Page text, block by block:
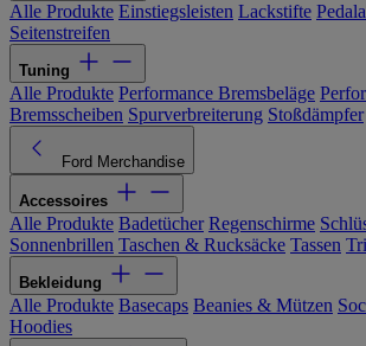
Alle Produkte Einstiegsleisten Lackstifte
Seitenstreifen
Tuning
Alle Produkte Performance Bremsbeläge
Bremsscheiben Spurverbreiterung Stoßdämpfer
Ford Merchandise
Accessoires
Alle Produkte Badetücher Regenschirme
Sonnenbrillen Taschen & Rucksäcke Tassen
Bekleidung
Alle Produkte Basecaps Beanies & Mützen
Hoodies